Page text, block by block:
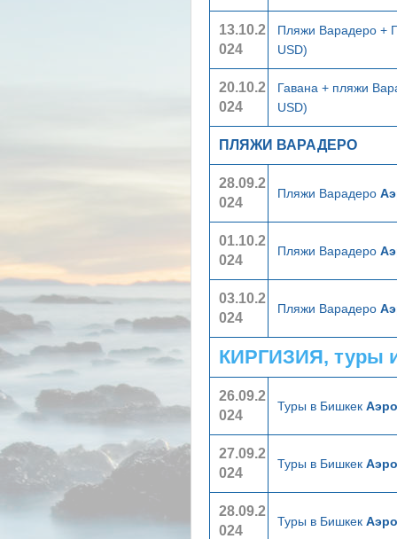
13.10.2
024
Пляжи Варадеро +
USD)
20.10.2
024
Гавана + пляжи
USD)
ПЛЯЖИ ВАРАДЕРО
28.09.2
024
Пляжи Варадеро
01.10.2
024
Пляжи Варадеро
03.10.2
024
Пляжи Варадеро
КИРГИЗИЯ, туры
26.09.2
024
Туры в Бишкек
27.09.2
024
Туры в Бишкек
28.09.2
024
Туры в Бишкек